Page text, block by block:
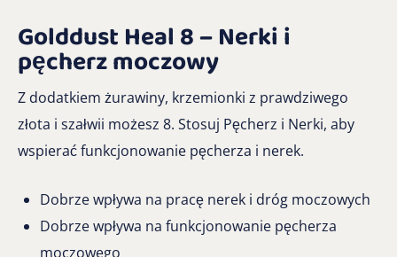
Golddust Heal 8 – Nerki i
pęcherz moczowy
Z dodatkiem żurawiny, krzemionki z prawdziwego
złota i szałwii możesz 8. Stosuj Pęcherz i Nerki, aby
wspierać funkcjonowanie pęcherza i nerek.
Dobrze wpływa na pracę nerek i dróg moczowych
Dobrze wpływa na funkcjonowanie pęcherza
moczowego